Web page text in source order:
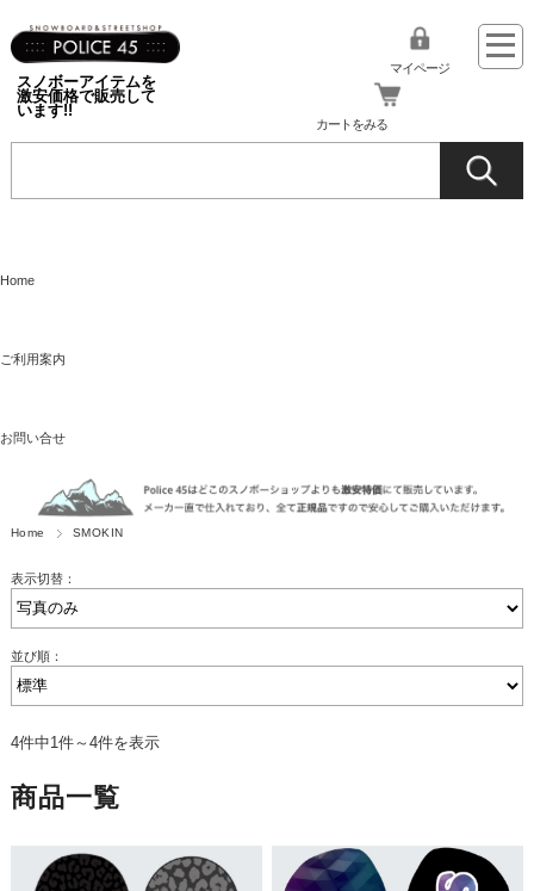
スノボーアイテムを
激安価格で販売して
います!!
マイページ
カートをみる
Home
ご利用案内
お問い合せ
Home SMOKIN
表示切替：
並び順：
4件中1件～4件を表示
商品一覧